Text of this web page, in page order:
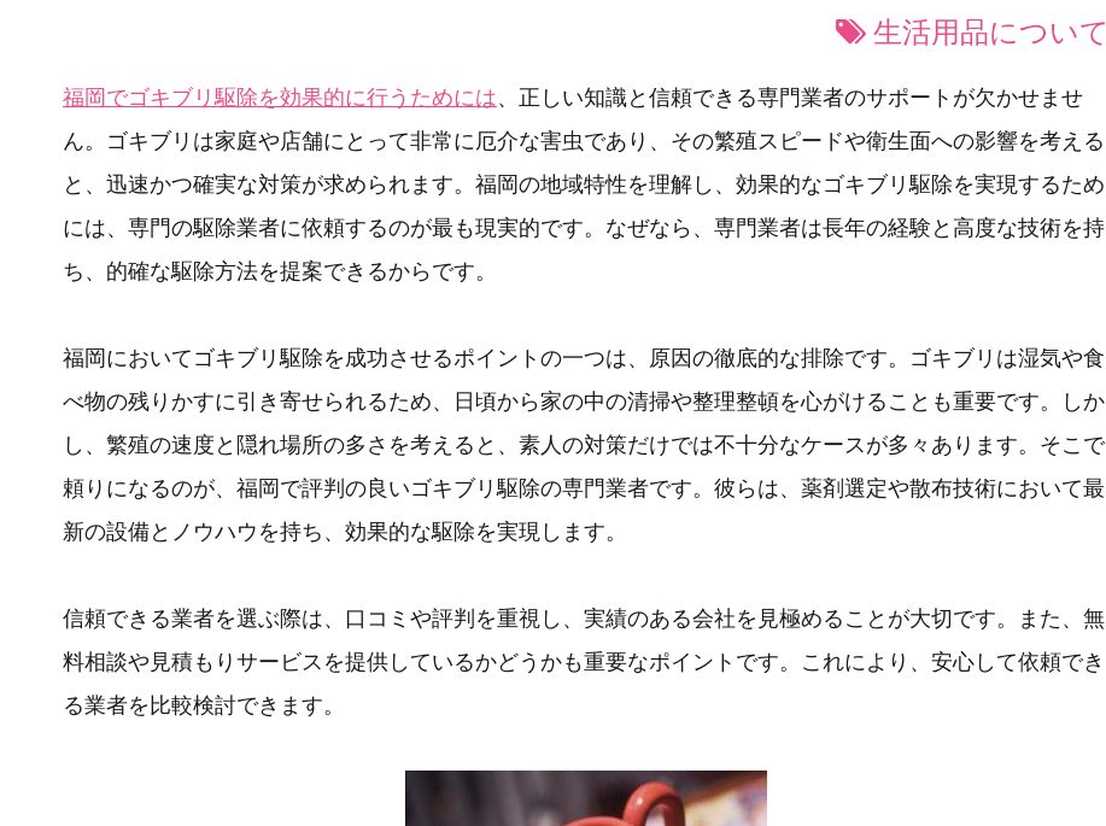
生活用品について
福岡でゴキブリ駆除を効果的に行うためには、正しい知識と信頼できる専門業者のサポートが欠かせませ
ん。ゴキブリは家庭や店舗にとって非常に厄介な害虫であり、その繁殖スピードや衛生面への影響を考える
と、迅速かつ確実な対策が求められます。福岡の地域特性を理解し、効果的なゴキブリ駆除を実現するため
には、専門の駆除業者に依頼するのが最も現実的です。なぜなら、専門業者は長年の経験と高度な技術を持
ち、的確な駆除方法を提案できるからです。
福岡においてゴキブリ駆除を成功させるポイントの一つは、原因の徹底的な排除です。ゴキブリは湿気や食
べ物の残りかすに引き寄せられるため、日頃から家の中の清掃や整理整頓を心がけることも重要です。しか
し、繁殖の速度と隠れ場所の多さを考えると、素人の対策だけでは不十分なケースが多々あります。そこで
頼りになるのが、福岡で評判の良いゴキブリ駆除の専門業者です。彼らは、薬剤選定や散布技術において最
新の設備とノウハウを持ち、効果的な駆除を実現します。
信頼できる業者を選ぶ際は、口コミや評判を重視し、実績のある会社を見極めることが大切です。また、無
料相談や見積もりサービスを提供しているかどうかも重要なポイントです。これにより、安心して依頼でき
る業者を比較検討できます。